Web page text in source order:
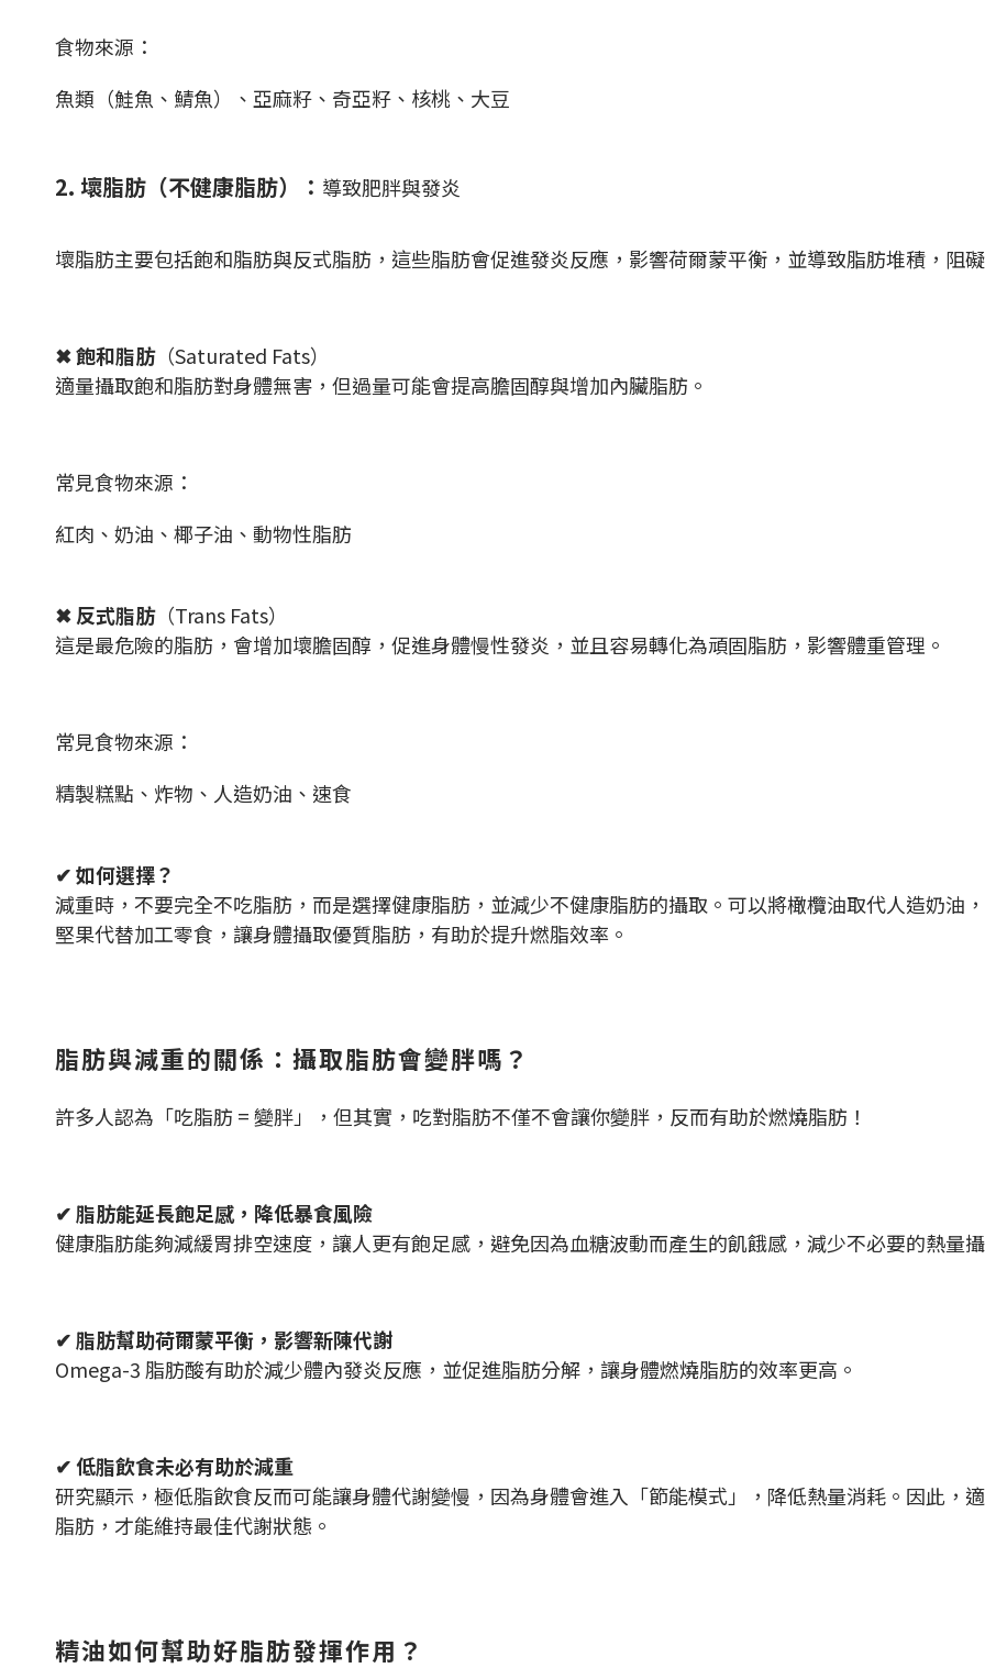
食物來源：
魚類（鮭魚、鯖魚）、亞麻籽、奇亞籽、核桃、大豆
2. 壞脂肪（不健康脂肪）： 導致肥胖與發炎
壞脂肪主要包括飽和脂肪與反式脂肪，這些脂肪會促進發炎反應，影響荷爾蒙平衡，並導致脂肪堆積，阻
✖ 飽和脂肪（Saturated Fats）
適量攝取飽和脂肪對身體無害，但過量可能會提高膽固醇與增加內臟脂肪。
常見食物來源：
紅肉、奶油、椰子油、動物性脂肪
✖ 反式脂肪（Trans Fats）
這是最危險的脂肪，會增加壞膽固醇，促進身體慢性發炎，並且容易轉化為頑固脂肪，影響體重管理。
常見食物來源：
精製糕點、炸物、人造奶油、速食
✔ 如何選擇？
減重時，不要完全不吃脂肪，而是選擇健康脂肪，並減少不健康脂肪的攝取。可以將橄欖油取代人造奶油
堅果代替加工零食，讓身體攝取優質脂肪，有助於提升燃脂效率。
脂肪與減重的關係：攝取脂肪會變胖嗎？
許多人認為「吃脂肪 = 變胖」，但其實，吃對脂肪不僅不會讓你變胖，反而有助於燃燒脂肪！
✔ 脂肪能延長飽足感，降低暴食風險
健康脂肪能夠減緩胃排空速度，讓人更有飽足感，避免因為血糖波動而產生的飢餓感，減少不必要的熱量
✔ 脂肪幫助荷爾蒙平衡，影響新陳代謝
Omega-3 脂肪酸有助於減少體內發炎反應，並促進脂肪分解，讓身體燃燒脂肪的效率更高。
✔ 低脂飲食未必有助於減重
研究顯示，極低脂飲食反而可能讓身體代謝變慢，因為身體會進入「節能模式」，降低熱量消耗。因此，
脂肪，才能維持最佳代謝狀態。
精油如何幫助好脂肪發揮作用？